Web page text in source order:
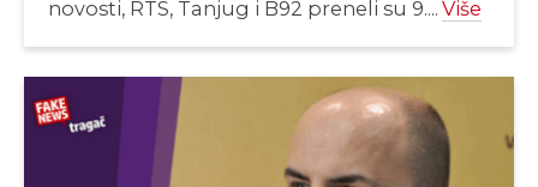
novosti, RTS, Tanjug i B92 preneli su 9.... Više